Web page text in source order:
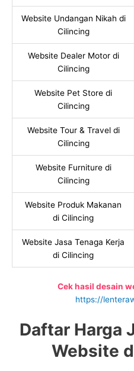
Website Undangan Nikah di
Cilincing
Website Dealer Motor di
Cilincing
Website Pet Store di
Cilincing
Website Tour & Travel di
Cilincing
Website Furniture di
Cilincing
Website Produk Makanan
di Cilincing
Website Jasa Tenaga Kerja
di Cilincing
Cek hasil desain
https://
Daftar Harga
Website